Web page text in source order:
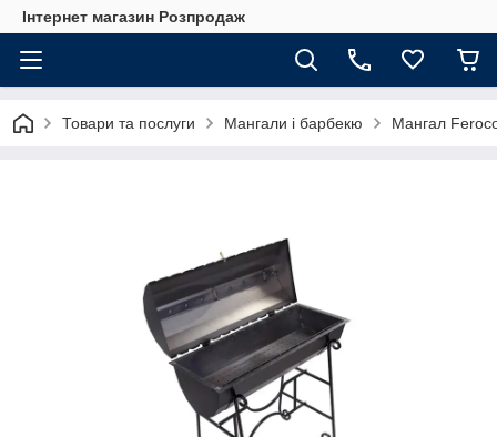
Інтернет магазин Розпродаж
Товари та послуги Мангали і барбекю Мангал